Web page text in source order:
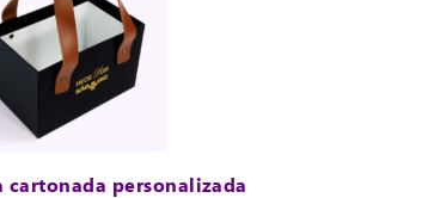
cartonada personalizada